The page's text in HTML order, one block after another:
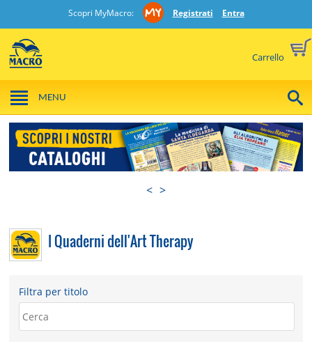
Scopri MyMacro: Registrati Entra
Carrello
MENU
< >
I Quaderni dell'Art Therapy
Filtra per titolo